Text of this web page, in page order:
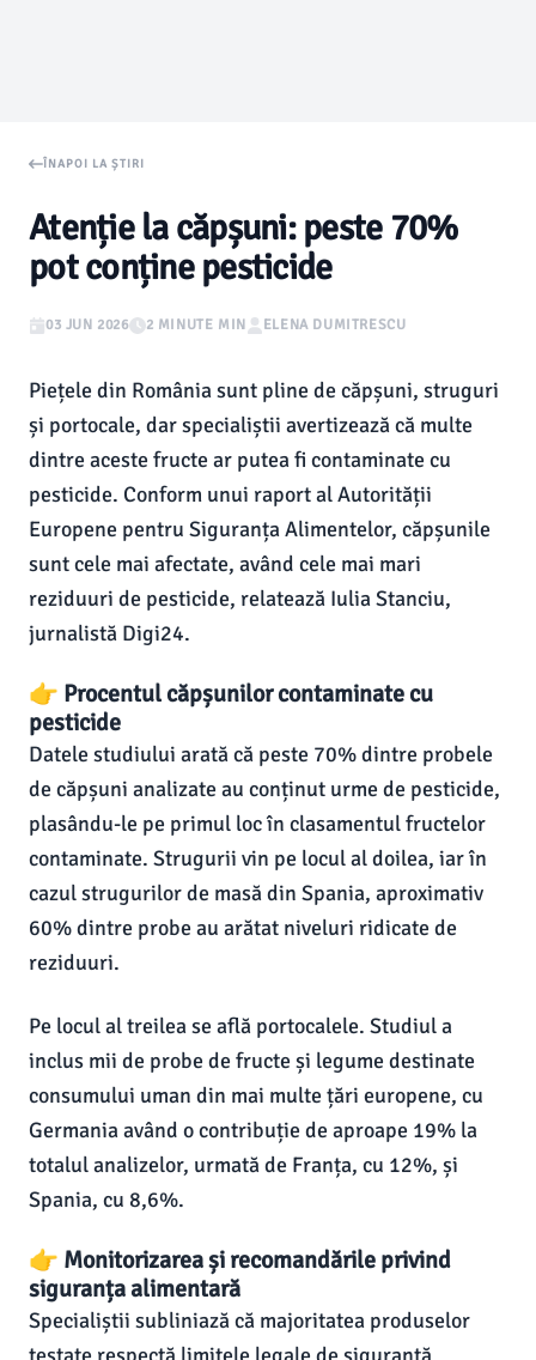
ÎNAPOI LA ȘTIRI
Atenție la căpșuni: peste 70%
pot conține pesticide
03 JUN 2026 2 MINUTE MIN ELENA DUMITRESCU
Piețele din România sunt pline de căpșuni, struguri
și portocale, dar specialiștii avertizează că multe
dintre aceste fructe ar putea fi contaminate cu
pesticide. Conform unui raport al Autorității
Europene pentru Siguranța Alimentelor, căpșunile
sunt cele mai afectate, având cele mai mari
reziduuri de pesticide, relatează Iulia Stanciu,
jurnalistă Digi24.
👉 Procentul căpșunilor contaminate cu
pesticide
Datele studiului arată că peste 70% dintre probele
de căpșuni analizate au conținut urme de pesticide,
plasându-le pe primul loc în clasamentul fructelor
contaminate. Strugurii vin pe locul al doilea, iar în
cazul strugurilor de masă din Spania, aproximativ
60% dintre probe au arătat niveluri ridicate de
reziduuri.
Pe locul al treilea se află portocalele. Studiul a
inclus mii de probe de fructe și legume destinate
consumului uman din mai multe țări europene, cu
Germania având o contribuție de aproape 19% la
totalul analizelor, urmată de Franța, cu 12%, și
Spania, cu 8,6%.
👉 Monitorizarea și recomandările privind
siguranța alimentară
Specialiștii subliniază că majoritatea produselor